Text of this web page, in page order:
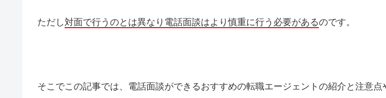
ただし 対面で行うのとは異なり電話面談はより慎重に行う必要があるのです。
そこでこの記事では、電話面談ができるおすすめの転職エージェントの紹介と注意点